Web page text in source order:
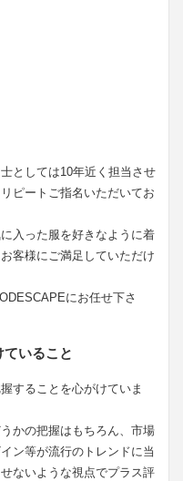
としては10年近く担当させ
ピートご指名いただいてお
入った服を好きなように着
客様にご満足していただけ
にお任せ下さ
いること
することを心がけていま
かの把握はもちろん、市場
ン等が流行のトレンドに当
ないような視点でプラス評